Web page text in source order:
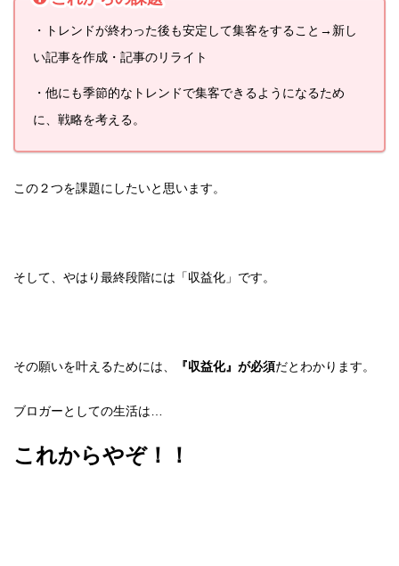
・トレンドが終わった後も安定して集客をすること→新し
い記事を作成・記事のリライト
・他にも季節的なトレンドで集客できるようになるため
に、戦略を考える。
この２つを課題にしたいと思います。
そして、やはり最終段階には「収益化」です。
その願いを叶えるためには、 『収益化』が必須だとわかります。
ブロガーとしての生活は…
これからやぞ！！